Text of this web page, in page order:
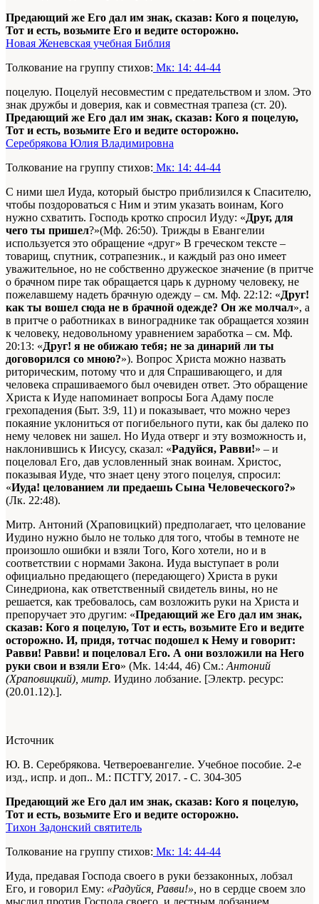
Предающий же Его дал им знак, сказав: Кого я поцелую,
Тот и есть, возьмите Его и ведите осторожно.
Новая Женевская учебная Библия
Толкование на группу стихов: Мк: 14: 44-44
поцелую. Поцелуй несовместим с предательством и злом. Это
знак дружбы и доверия, как и совместная трапеза (ст. 20).
Предающий же Его дал им знак, сказав: Кого я поцелую,
Тот и есть, возьмите Его и ведите осторожно.
Серебрякова Юлия Владимировна
Толкование на группу стихов: Мк: 14: 44-44
С ними шел Иуда, который быстро приблизился к Спасителю,
чтобы поздороваться с Ним и этим указать воинам, Кого
нужно схватить. Господь кротко спросил Иуду: «Друг, для
чего ты пришел?»(Мф. 26:50). Трижды в Евангелии
используется это обращение «друг» В греческом тексте –
товарищ, спутник, сотрапезник., и каждый раз оно имеет
уважительное, но не собственно дружеское значение (в притче
о брачном пире так обращается царь к дурному человеку, не
пожелавшему надеть брачную одежду – см. Мф. 22:12: «Друг!
как ты вошел сюда не в брачной одежде? Он же молчал», а
в притче о работниках в винограднике так обращается хозяин
к человеку, недовольному уравнением заработка – см. Мф.
20:13: «Друг! я не обижаю тебя; не за динарий ли ты
договорился со мною?»). Вопрос Христа можно назвать
риторическим, потому что и для Спрашивающего, и для
человека спрашиваемого был очевиден ответ. Это обращение
Христа к Иуде напоминает вопросы Бога Адаму после
грехопадения (Быт. 3:9, 11) и показывает, что можно через
покаяние уклониться от погибельного пути, как бы далеко по
нему человек ни зашел. Но Иуда отверг и эту возможность и,
наклонившись к Иисусу, сказал: «Радуйся, Равви!» – и
поцеловал Его, дав условленный знак воинам. Христос,
показывая Иуде, что знает цену этого поцелуя, спросил:
«Иуда! целованием ли предаешь Сына Человеческого?»
(Лк. 22:48).
Митр. Антоний (Храповицкий) предполагает, что целование
Иудино нужно было не только для того, чтобы в темноте не
произошло ошибки и взяли Того, Кого хотели, но и в
соответствии с нормами Закона. Иуда выступает в роли
официально предающего (передающего) Христа в руки
Синедриона, как ответственный свидетель вины, но не
решается, как требовалось, сам возложить руки на Христа и
препоручает это другим: «Предающий же Его дал им знак,
сказав: Кого я поцелую, Тот и есть, возьмите Его и ведите
осторожно. И, придя, тотчас подошел к Нему и говорит:
Равви! Равви! и поцеловал Его. А они возложили на Него
руки свои и взяли Его» (Мк. 14:44, 46) См.: Антоний
(Храповицкий), митр. Иудино лобзание. [Электр. ресурс:
(20.01.12).].
Источник
Ю. В. Серебрякова. Четвероевангелие. Учебное пособие. 2-е
изд., испр. и доп.. М.: ПСТГУ, 2017. - С. 304-305
Предающий же Его дал им знак, сказав: Кого я поцелую,
Тот и есть, возьмите Его и ведите осторожно.
Тихон Задонский святитель
Толкование на группу стихов: Мк: 14: 44-44
Иуда, предавая Господа своего в руки беззаконных, лобзал
Его, и говорил Ему: «Радуйся, Равви!», но в сердце своем зло
мыслил против Господа своего, и лестным лобзанием